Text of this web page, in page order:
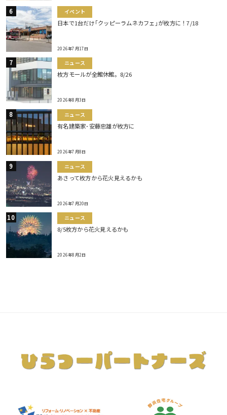
イベント
日本で1台だけ｢クッピーラムネカフェ｣が枚方に！7/18
2026年7月17日
ニュース
枚方モールが全館休館。8/26
2026年8月3日
ニュース
有名建築家･安藤忠雄が枚方に
2026年7月8日
ニュース
あさって枚方から花火見えるかも
2026年7月20日
ニュース
8/5枚方から花火見えるかも
2026年8月2日